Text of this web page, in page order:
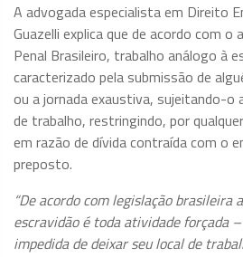
A advogada especialista em Direito
Guazelli explica que de acordo com
Penal Brasileiro, trabalho análogo à
caracterizado pela submissão de
ou a jornada exaustiva, sujeitando-o
de trabalho, restringindo, por
em razão de dívida contraída com o
preposto.
“De acordo com legislação
escravidão é toda atividade forçada
impedida de deixar seu local de